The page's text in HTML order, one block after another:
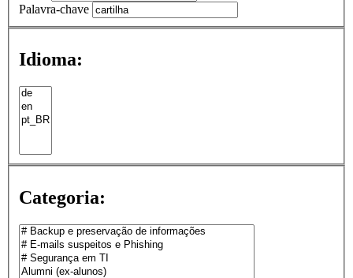
Palavra-chave
Idioma:
Categoria: